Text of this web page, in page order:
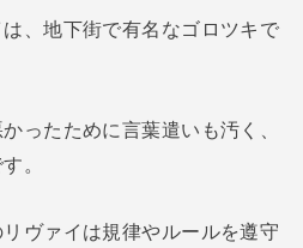
、地下街で有名なゴロツキで
ったために言葉遣いも汚く、
。
ヴァイは規律やルールを遵守